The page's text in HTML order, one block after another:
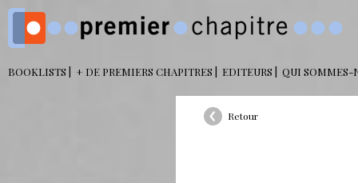
BOOKLISTS + DE PREMIERS CHAPITRES EDITEURS QUI SOMMES-
Retour